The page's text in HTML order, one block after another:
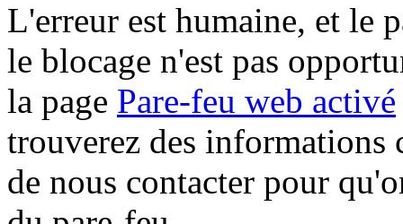
L'erreur est humaine, et le
le blocage n'est pas
la page Pare-feu web activé
trouverez des informations
de nous contacter pour